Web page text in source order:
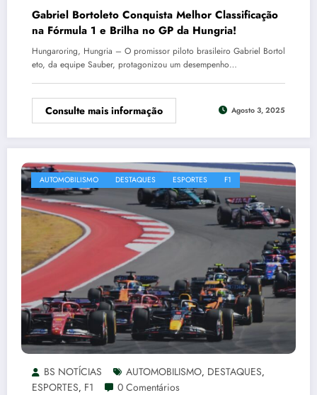
Gabriel Bortoleto Conquista Melhor Classificação
na Fórmula 1 e Brilha no GP da Hungria!
Hungaroring, Hungria – O promissor piloto brasileiro Gabriel Bortol
eto, da equipe Sauber, protagonizou um desempenho…
Consulte mais informação Agosto 3, 2025
AUTOMOBILISMO DESTAQUES ESPORTES F1
BS NOTÍCIAS AUTOMOBILISMO, DESTAQUES,
ESPORTES, F1 0 Comentários